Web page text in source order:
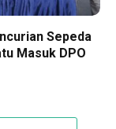
Sepeda
Masuk DPO